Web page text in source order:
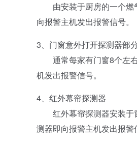
由安装于厨房的一个燃
向报警主机发出报警信号。
3、门窗意外打开探测器部
通常每家有门窗8个左右
机发出报警信号。
4、红外幕帘探测器
红外幕帘探测器安装于
测器即向报警主机发出报警